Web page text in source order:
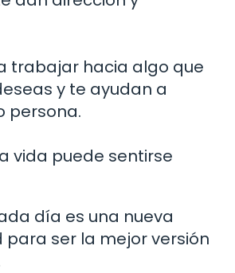
trabajar hacia algo que
y te ayudan a
persona.
vida puede sentirse
día es una nueva
ser la mejor versión